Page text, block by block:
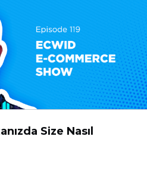
Size Nasıl